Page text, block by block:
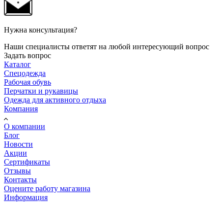
Нужна консультация?
Наши специалисты ответят на любой интересующий вопрос
Задать вопрос
Каталог
Спецодежда
Рабочая обувь
Перчатки и рукавицы
Одежда для активного отдыха
Компания
О компании
Блог
Новости
Акции
Сертификаты
Отзывы
Контакты
Оцените работу магазина
Информация